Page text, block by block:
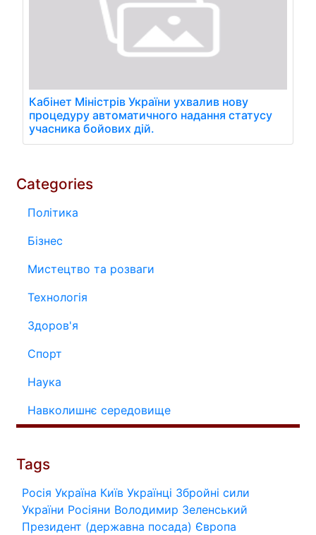
Кабінет Міністрів України ухвалив нову
процедуру автоматичного надання статусу
учасника бойових дій.
Categories
Політика
Бізнес
Мистецтво та розваги
Технологія
Здоров'я
Спорт
Наука
Навколишнє середовище
Tags
Росія Україна Київ Українці Збройні сили
України Росіяни Володимир Зеленський
Президент (державна посада) Європа